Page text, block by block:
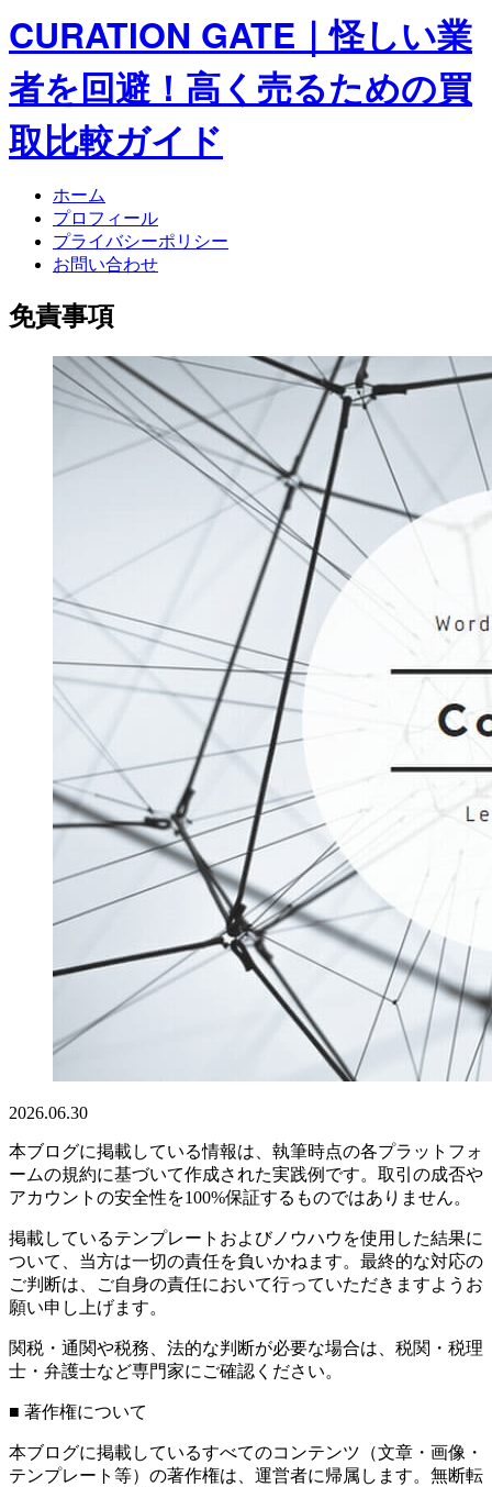
CURATION GATE｜怪しい業
者を回避！高く売るための買
取比較ガイド
ホーム
プロフィール
プライバシーポリシー
お問い合わせ
免責事項
2026.06.30
本ブログに掲載している情報は、執筆時点の各プラットフォ
ームの規約に基づいて作成された実践例です。取引の成否や
アカウントの安全性を100%保証するものではありません。
掲載しているテンプレートおよびノウハウを使用した結果に
ついて、当方は一切の責任を負いかねます。最終的な対応の
ご判断は、ご自身の責任において行っていただきますようお
願い申し上げます。
関税・通関や税務、法的な判断が必要な場合は、税関・税理
士・弁護士など専門家にご確認ください。
■ 著作権について
本ブログに掲載しているすべてのコンテンツ（文章・画像・
テンプレート等）の著作権は、運営者に帰属します。無断転